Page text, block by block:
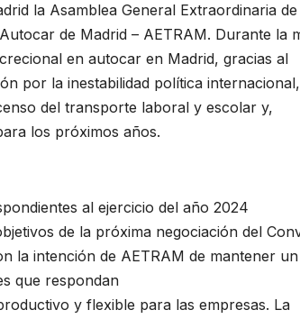
la Asamblea General Extraordinaria de
de Madrid – AETRAM. Durante la
en autocar en Madrid, gracias al
por la inestabilidad política
del transporte laboral y escolar y,
los próximos años.
al ejercicio del año 2024
de la próxima negociación del
la intención de AETRAM de mantener un
que respondan
y flexible para las empresas. La